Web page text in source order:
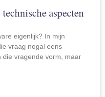
aspecten
eigenlijk? In mijn
vraag nogal eens
die vragende vorm, maar